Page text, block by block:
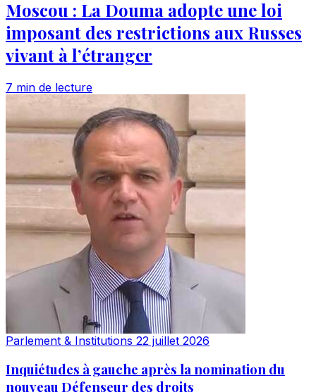
Moscou : La Douma adopte une loi
imposant des restrictions aux Russes
vivant à l’étranger
7 min de lecture
Parlement & Institutions 22 juillet 2026
Inquiétudes à gauche après la nomination du
nouveau Défenseur des droits